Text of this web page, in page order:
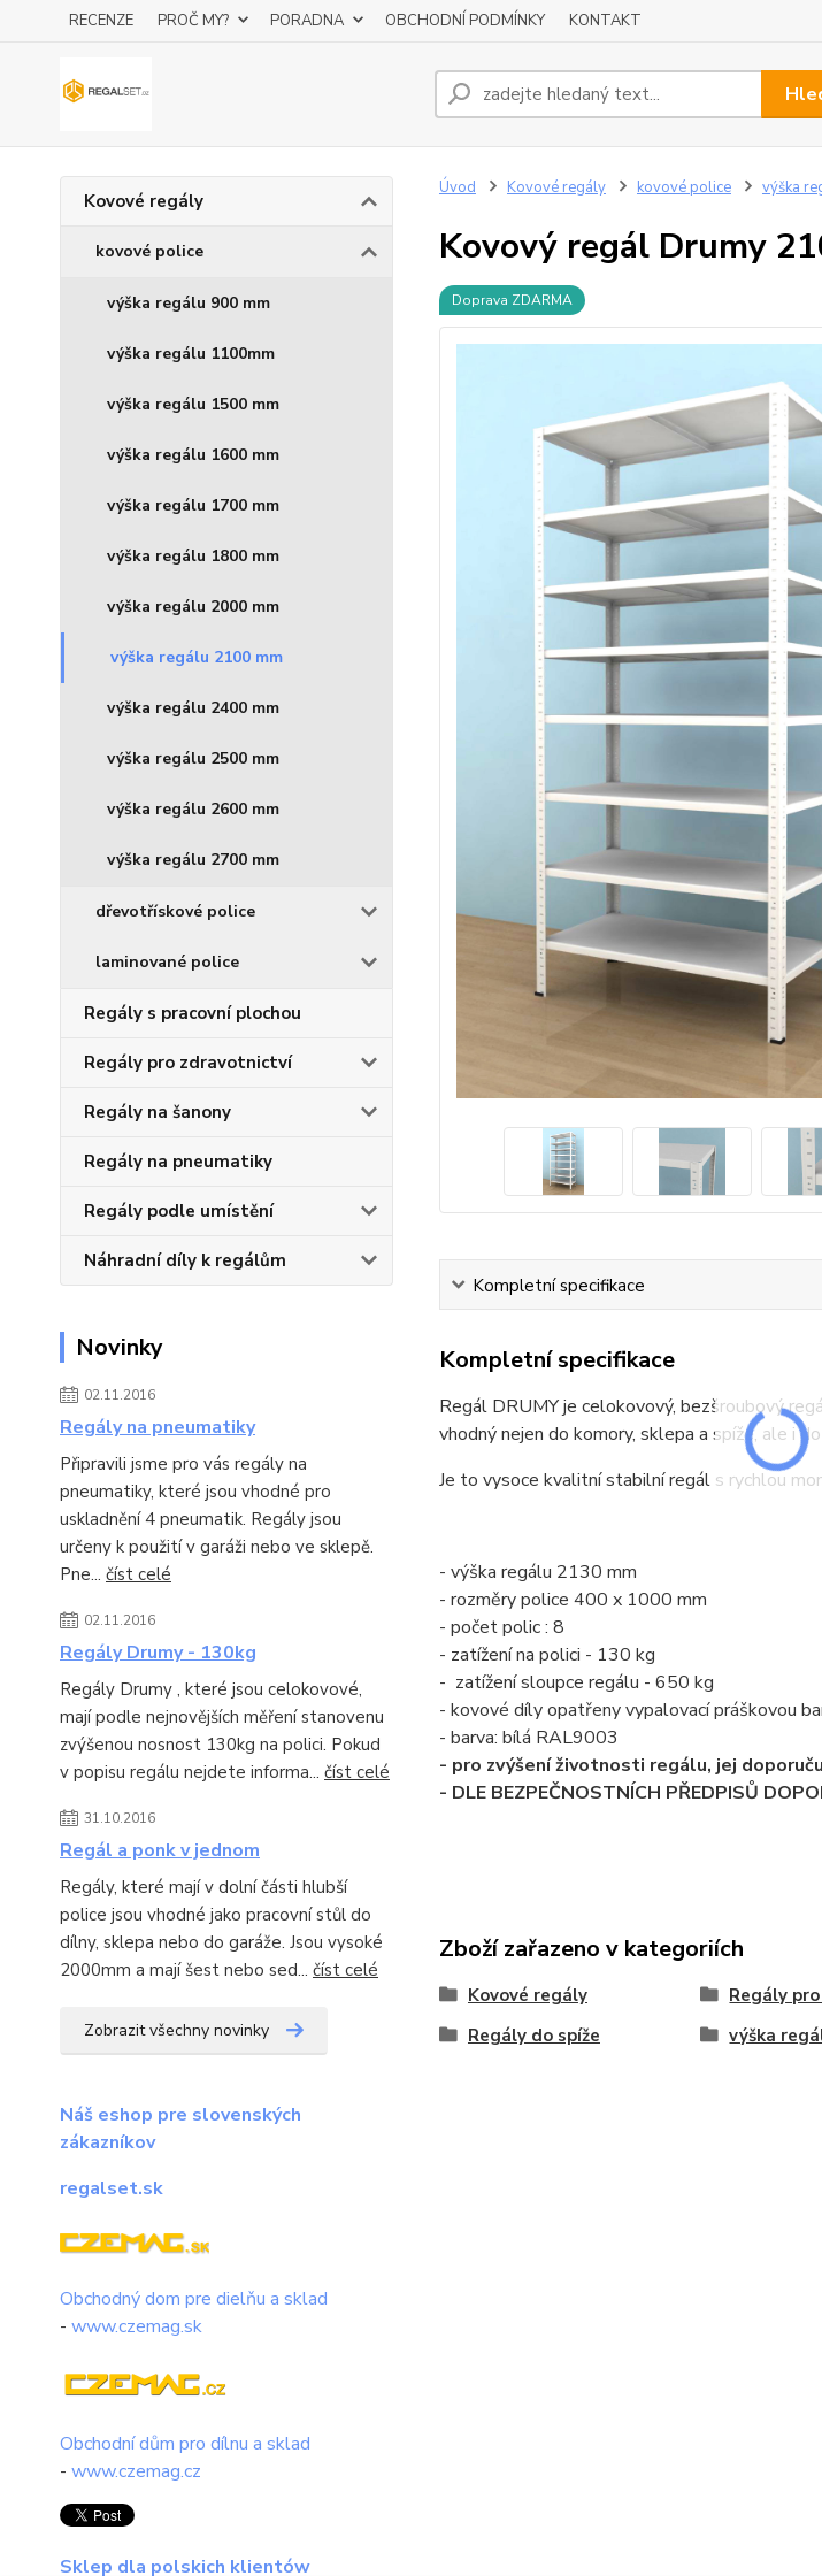
RECENZE PROČ MY? PORADNA OBCHODNÍ PODMÍNKY KONTAKT
Kovové regály
kovové police
výška regálu 900 mm
výška regálu 1100mm
výška regálu 1500 mm
výška regálu 1600 mm
výška regálu 1700 mm
výška regálu 1800 mm
výška regálu 2000 mm
výška regálu 2100 mm
výška regálu 2400 mm
výška regálu 2500 mm
výška regálu 2600 mm
výška regálu 2700 mm
dřevotřískové police
laminované police
Regály s pracovní plochou
Regály pro zdravotnictví
Regály na šanony
Regály na pneumatiky
Regály podle umístění
Náhradní díly k regálům
Novinky
02.11.2016
Regály na pneumatiky
Připravili jsme pro vás regály na
pneumatiky, které jsou vhodné pro
uskladnění 4 pneumatik. Regály jsou
určeny k použití v garáži nebo ve sklepě.
Pne... číst celé
02.11.2016
Regály Drumy - 130kg
Regály Drumy , které jsou celokovové,
mají podle nejnovějších měření stanovenu
zvýšenou nosnost 130kg na polici. Pokud
v popisu regálu nejdete informa... číst celé
31.10.2016
Regál a ponk v jednom
Regály, které mají v dolní části hlubší
police jsou vhodné jako pracovní stůl do
dílny, sklepa nebo do garáže. Jsou vysoké
2000mm a mají šest nebo sed... číst celé
Zobrazit všechny novinky
Náš eshop pre slovenských
zákazníkov
regalset.sk
Obchodný dom pre dielňu a sklad
- www.czemag.sk
Obchodní dům pro dílnu a sklad
- www.czemag.cz
Sklep dla polskich klientów
Úvod Kovové regály kovové police výška
Kovový regál Drumy
Doprava ZDARMA
Kompletní specifikace
Kompletní specifikace
Regál DRUMY je celokovový, bezšroubový
vhodný nejen do komory, sklepa a spíže, ale i
Je to vysoce kvalitní stabilní regál s rychlou
- výška regálu 2130 mm
- rozměry police 400 x 1000 mm
- počet polic : 8
- zatížení na polici - 130 kg
- zatížení sloupce regálu - 650 kg
- kovové díly opatřeny vypalovací práškovou
- barva: bílá RAL9003
- pro zvýšení životnosti regálu, jej
- DLE BEZPEČNOSTNÍCH PŘEDPISŮ
Zboží zařazeno v kategoriích
Kovové regály Regály
Regály do spíže
výška